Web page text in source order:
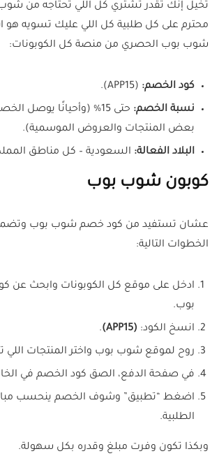
تخيل إنك تقدر تشتري كل اللي تحتاجه من
محترم على كل طلبية كل اللي عليك تسويه
شوب بوب الحصري من منصة كل الكوبونات:
كود الخصم: (APP15).
نسبة الخصم:
بعض المنتجات والعروض الموسمية).
البلاد الفعالة: السعودية – كل مناطق
كوبون شوب بوب
عشان تستفيد من كود خصم شوب بوب وتضمن
الخطوات التالية:
ادخل على موقع كل الكوبونات وابحث
بوب.
انسخ الكود: (APP15)
.
روح لموقع شوب بوب واختر المنتجات اللي
في صفحة الدفع، الصق كود الخصم في
اضغط “تطبيق” وشوف الخصم ينحسب
الطلبية.
وبكذا تكون وفرت مبلغ وقدره بكل سهولة.